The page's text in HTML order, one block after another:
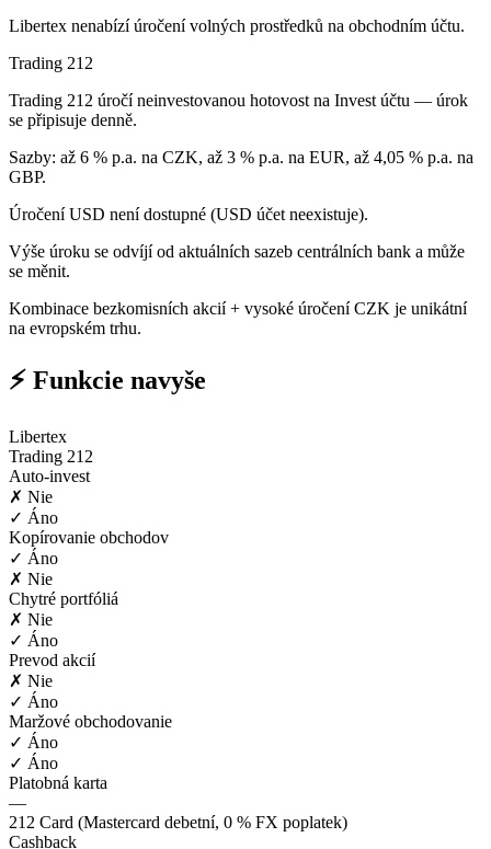
Libertex nenabízí úročení volných prostředků na obchodním účtu.
Trading 212
Trading 212 úročí neinvestovanou hotovost na Invest účtu — úrok
se připisuje denně.
Sazby: až 6 % p.a. na CZK, až 3 % p.a. na EUR, až 4,05 % p.a. na
GBP.
Úročení USD není dostupné (USD účet neexistuje).
Výše úroku se odvíjí od aktuálních sazeb centrálních bank a může
se měnit.
Kombinace bezkomisních akcií + vysoké úročení CZK je unikátní
na evropském trhu.
⚡ Funkcie navyše
Libertex
Trading 212
Auto-invest
✗ Nie
✓ Áno
Kopírovanie obchodov
✓ Áno
✗ Nie
Chytré portfóliá
✗ Nie
✓ Áno
Prevod akcií
✗ Nie
✓ Áno
Maržové obchodovanie
✓ Áno
✓ Áno
Platobná karta
—
212 Card (Mastercard debetní, 0 % FX poplatek)
Cashback